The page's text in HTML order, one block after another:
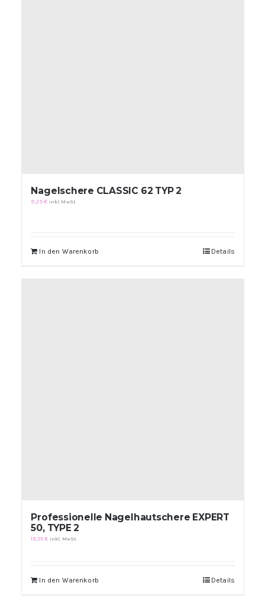
Nagelschere CLASSIC 62 TYP 2
9,25€ inkl. MwSt.
In den Warenkorb Details
Professionelle Nagelhautschere EXPERT
50, TYPE 2
18,55€ inkl. MwSt.
In den Warenkorb Details